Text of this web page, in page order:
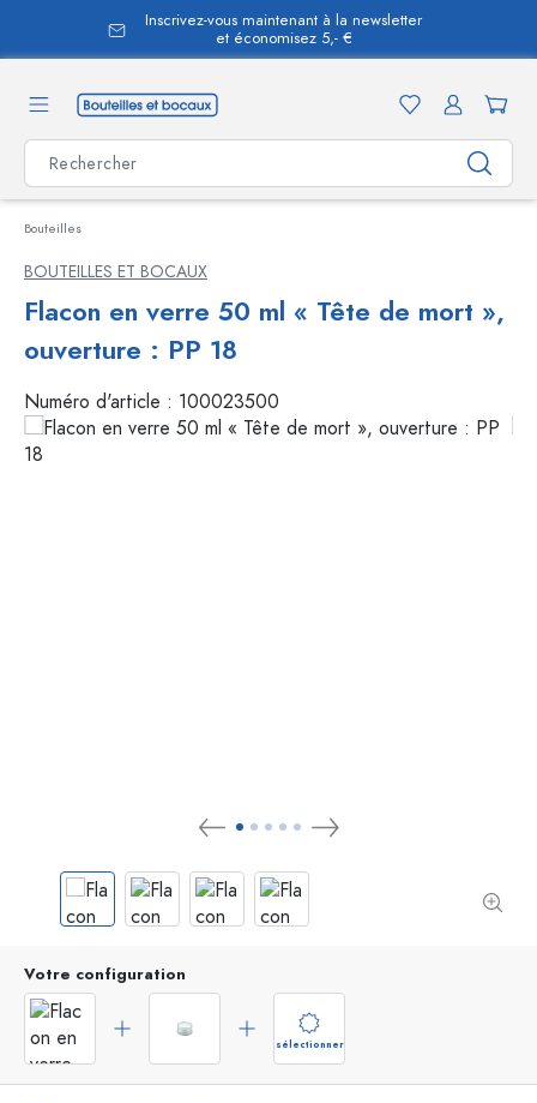
principal
Inscrivez-vous maintenant à la newsletter
et économisez 5,- €
Bouteilles
BOUTEILLES ET BOCAUX
Flacon en verre 50 ml « Tête de mort »,
ouverture : PP 18
Numéro d'article : 100023500
Votre configuration
sélectionner